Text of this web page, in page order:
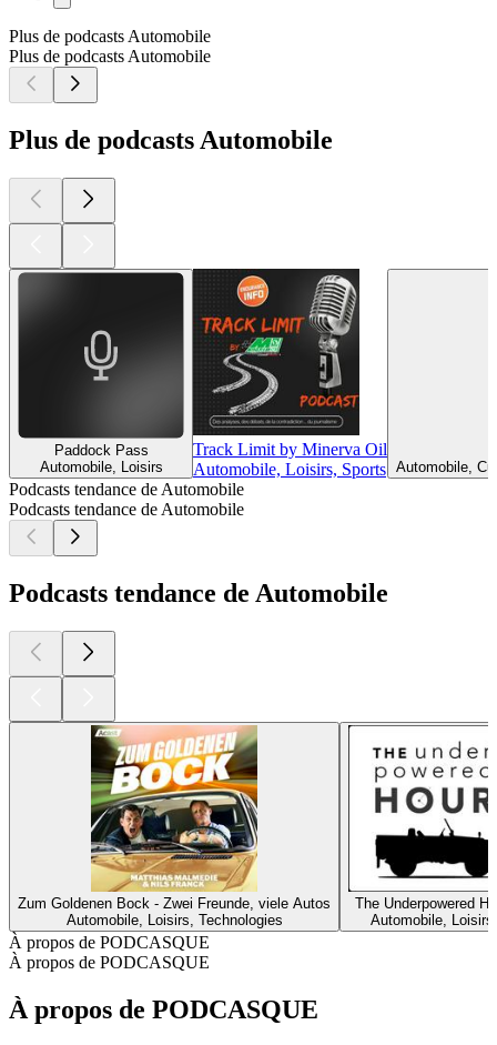
Plus de podcasts Automobile
Plus de podcasts Automobile
Plus de podcasts Automobile
Paddock Pass
Automobile, Loisirs
Track Limit by Minerva Oil
Automobile, Loisirs, Sports Automobile,
Podcasts tendance de Automobile
Podcasts tendance de Automobile
Podcasts tendance de Automobile
Zum Goldenen Bock - Zwei Freunde, viele Autos
Automobile, Loisirs, Technologies
The Underpowered
Automobile, Loisirs
À propos de PODCASQUE
À propos de PODCASQUE
À propos de PODCASQUE